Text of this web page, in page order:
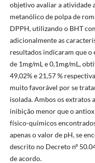
objetivo avaliar a atividade
metanólico de polpa de
DPPH, utilizando o BHT
adicionalmente as
resultados indicaram que
de 1mg/mL e 0,1mg/mL,
49,02% e 21,57 %
muito favorável por se
isolada. Ambos os extratos
inibição menor que o
físico-químicos
apenas o valor de pH, se
descrito no Decreto nº
de acordo.